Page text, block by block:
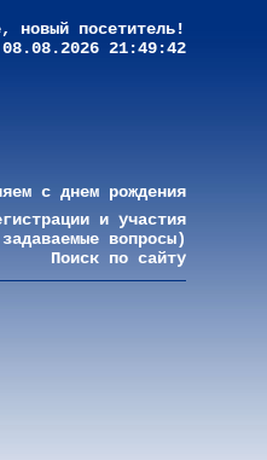
новый посетитель!
08.08.2026 21:49:42
с днем рождения
и участия
вопросы)
Поиск по сайту